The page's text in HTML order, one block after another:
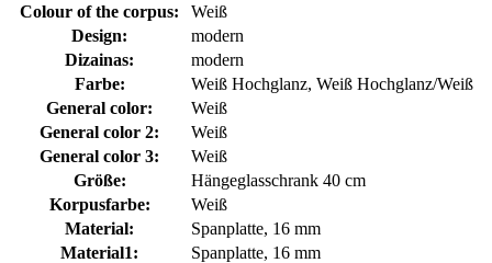
Colour of the corpus:
Weiß
Design:
modern
Dizainas:
modern
Farbe:
Weiß Hochglanz, Weiß Hochglanz/Weiß
General color:
Weiß
General color 2:
Weiß
General color 3:
Weiß
Größe:
Hängeglasschrank 40 cm
Korpusfarbe:
Weiß
Material:
Spanplatte, 16 mm
Material1:
Spanplatte, 16 mm